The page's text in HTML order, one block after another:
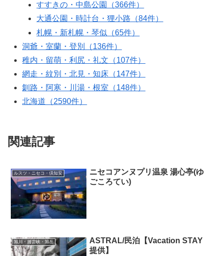
すすきの・中島公園（366件）
大通公園・時計台・狸小路（84件）
札幌・新札幌・琴似（65件）
洞爺・室蘭・登別（136件）
稚内・留萌・利尻・礼文（107件）
網走・紋別・北見・知床（147件）
釧路・阿寒・川湯・根室（148件）
北海道（2590件）
関連記事
ルスツ・ニセコ・倶知安
ニセコアンヌプリ温泉 湯心亭(ゆ
ごころてい)
旭川・層雲峡・旭岳
ASTRAL/民泊【Vacation STAY
提供】